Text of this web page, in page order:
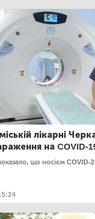
лікарні
на COVID-
що носієм COVID-